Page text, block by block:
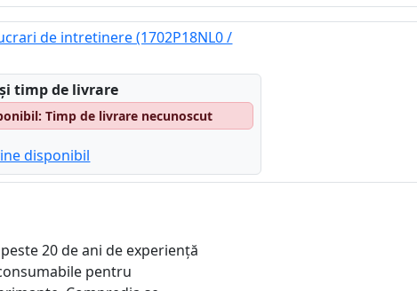
de intretinere (1702P18NL0 /
timp de livrare
Timp de livrare necunoscut
disponibil
20 de ani de experiență
pentru